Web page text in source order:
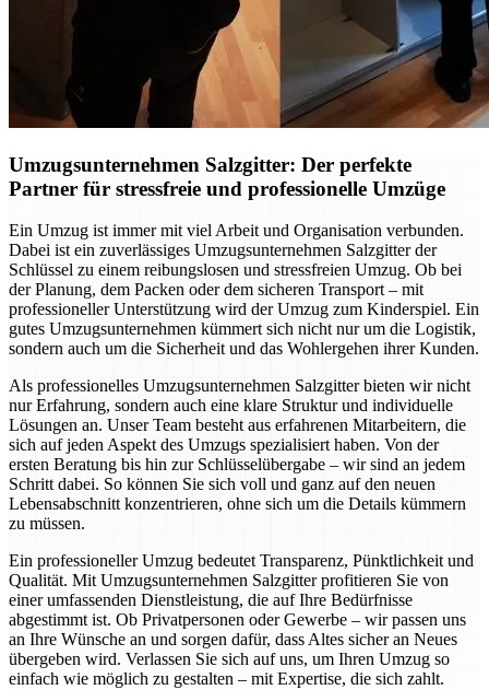
Umzugsunternehmen Salzgitter: Der perfekte
Partner für stressfreie und professionelle Umzüge
Ein Umzug ist immer mit viel Arbeit und Organisation verbunden.
Dabei ist ein zuverlässiges Umzugsunternehmen Salzgitter der
Schlüssel zu einem reibungslosen und stressfreien Umzug. Ob bei
der Planung, dem Packen oder dem sicheren Transport – mit
professioneller Unterstützung wird der Umzug zum Kinderspiel. Ein
gutes Umzugsunternehmen kümmert sich nicht nur um die Logistik,
sondern auch um die Sicherheit und das Wohlergehen ihrer Kunden.
Als professionelles Umzugsunternehmen Salzgitter bieten wir nicht
nur Erfahrung, sondern auch eine klare Struktur und individuelle
Lösungen an. Unser Team besteht aus erfahrenen Mitarbeitern, die
sich auf jeden Aspekt des Umzugs spezialisiert haben. Von der
ersten Beratung bis hin zur Schlüsselübergabe – wir sind an jedem
Schritt dabei. So können Sie sich voll und ganz auf den neuen
Lebensabschnitt konzentrieren, ohne sich um die Details kümmern
zu müssen.
Ein professioneller Umzug bedeutet Transparenz, Pünktlichkeit und
Qualität. Mit Umzugsunternehmen Salzgitter profitieren Sie von
einer umfassenden Dienstleistung, die auf Ihre Bedürfnisse
abgestimmt ist. Ob Privatpersonen oder Gewerbe – wir passen uns
an Ihre Wünsche an und sorgen dafür, dass Altes sicher an Neues
übergeben wird. Verlassen Sie sich auf uns, um Ihren Umzug so
einfach wie möglich zu gestalten – mit Expertise, die sich zahlt.